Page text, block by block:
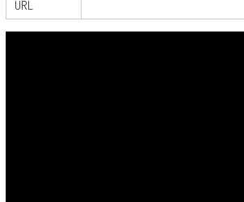
URL